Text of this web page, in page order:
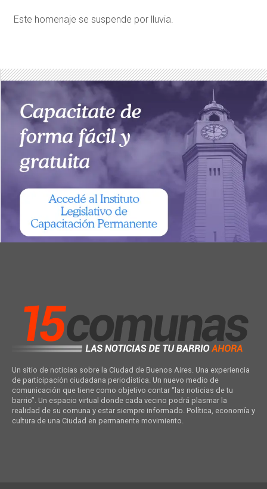
Este homenaje se suspende por lluvia.
Un sitio de noticias sobre la Ciudad de Buenos Aires. Una experiencia
de participación ciudadana periodística. Un nuevo medio de
comunicación que tiene como objetivo contar “las noticias de tu
barrio”. Un espacio virtual donde cada vecino podrá plasmar la
realidad de su comuna y estar siempre informado. Política, economía y
cultura de una Ciudad en permanente movimiento.